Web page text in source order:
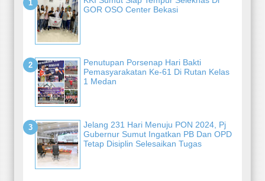
GOR OSO Center Bekasi
Penutupan Porsenap Hari Bakti
Pemasyarakatan Ke-61 Di Rutan Kelas
1 Medan
Jelang 231 Hari Menuju PON 2024, Pj
Gubernur Sumut Ingatkan PB Dan OPD
Tetap Disiplin Selesaikan Tugas